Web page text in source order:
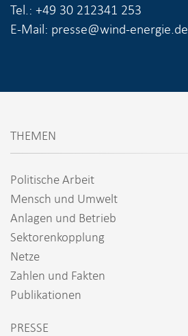
Tel.: +49 30 212341 253
E-Mail: presse@wind-energie.de
THEMEN
Politische Arbeit
Mensch und Umwelt
Anlagen und Betrieb
Sektorenkopplung
Netze
Zahlen und Fakten
Publikationen
PRESSE